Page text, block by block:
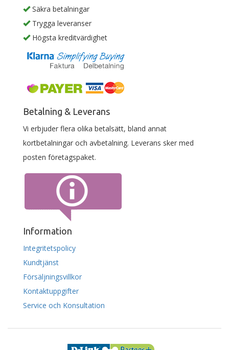
Säkra betalningar
Trygga leveranser
Högsta kreditvärdighet
Betalning & Leverans
Vi erbjuder flera olika betalsätt, bland annat
kortbetalningar och avbetalning. Leverans sker med
posten företagspaket.
Information
Integritetspolicy
Kundtjänst
Försäljningsvillkor
Kontaktuppgifter
Service och Konsultation